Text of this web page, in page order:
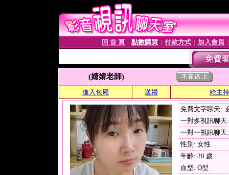
回 首 頁 點數購買 付款方式 加入會員
(婧婧老師)
進入包廂 送禮 給主
免費文字聊天:
一對多視訊聊天
一對一視訊聊天
性別: 女性
年齡: 20 歲
血型: O型